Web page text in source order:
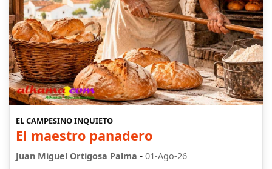
EL CAMPESINO INQUIETO
El maestro panadero
Juan Miguel Ortigosa Palma - 01-Ago-26